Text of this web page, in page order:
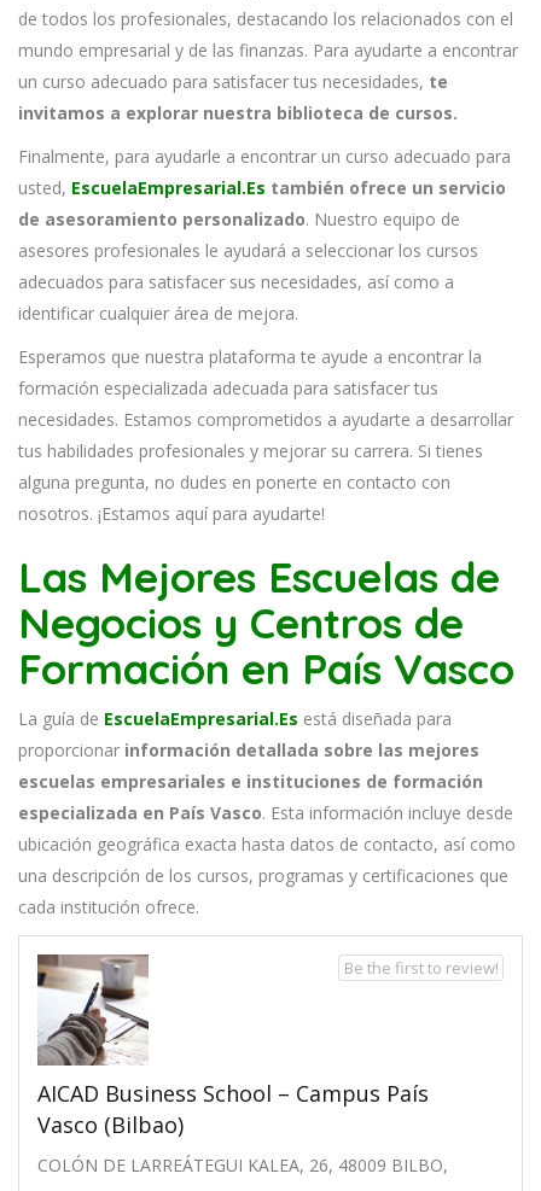
de todos los profesionales, destacando los relacionados con el
mundo empresarial y de las finanzas. Para ayudarte a encontrar
un curso adecuado para satisfacer tus necesidades, te
invitamos a explorar nuestra biblioteca de cursos.
Finalmente, para ayudarle a encontrar un curso adecuado para
usted, EscuelaEmpresarial.Es también ofrece un servicio
de asesoramiento personalizado. Nuestro equipo de
asesores profesionales le ayudará a seleccionar los cursos
adecuados para satisfacer sus necesidades, así como a
identificar cualquier área de mejora.
Esperamos que nuestra plataforma te ayude a encontrar la
formación especializada adecuada para satisfacer tus
necesidades. Estamos comprometidos a ayudarte a desarrollar
tus habilidades profesionales y mejorar su carrera. Si tienes
alguna pregunta, no dudes en ponerte en contacto con
nosotros. ¡Estamos aquí para ayudarte!
Las Mejores Escuelas de
Negocios y Centros de
Formación en País Vasco
La guía de EscuelaEmpresarial.Es está diseñada para
proporcionar información detallada sobre las mejores
escuelas empresariales e instituciones de formación
especializada en País Vasco. Esta información incluye desde
ubicación geográfica exacta hasta datos de contacto, así como
una descripción de los cursos, programas y certificaciones que
cada institución ofrece.
AICAD Business School – Campus País
Vasco (Bilbao)
COLÓN DE LARREÁTEGUI KALEA, 26, 48009 BILBO,
Be the first to review!